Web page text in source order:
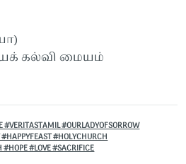
கல்வி மையம்
#VERITASTAMIL #OURLADYOFSORROW
#HOLYCHURCH
#LOVE #SACRIFICE